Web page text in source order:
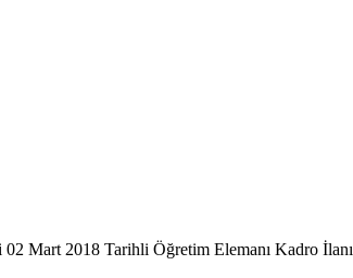
Mart 2018 Tarihli Öğretim Elemanı Kadro İlanı